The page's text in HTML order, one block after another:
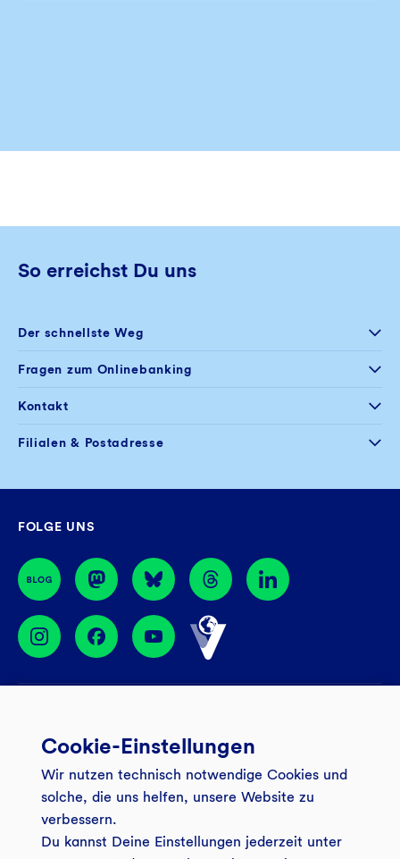
So erreichst Du uns
Der schnellste Weg
Selfservice
Postfach im
Fragen zum Onlinebanking
+49 234 5797 444
Mo – Fr
08:00 – 20:00 Uhr
Kontakt
+49 234 5797 100
Filialen & Postadresse
44774 Bochum
BIC: GENODEM1GLS
FOLGE UNS
Banking App
Service
Onlinebanking Login
Sicheres Banking
Unsere Angebote
Girokonto
Mitgliederkonto
Wo wirkt die GLS?
Kundenmagazin Bankspiegel
Cookie-Einstellungen
Wir nutzen technisch notwendige Cookies und
solche, die uns helfen, unsere Website zu
verbessern.
Du kannst Deine Einstellungen jederzeit unter